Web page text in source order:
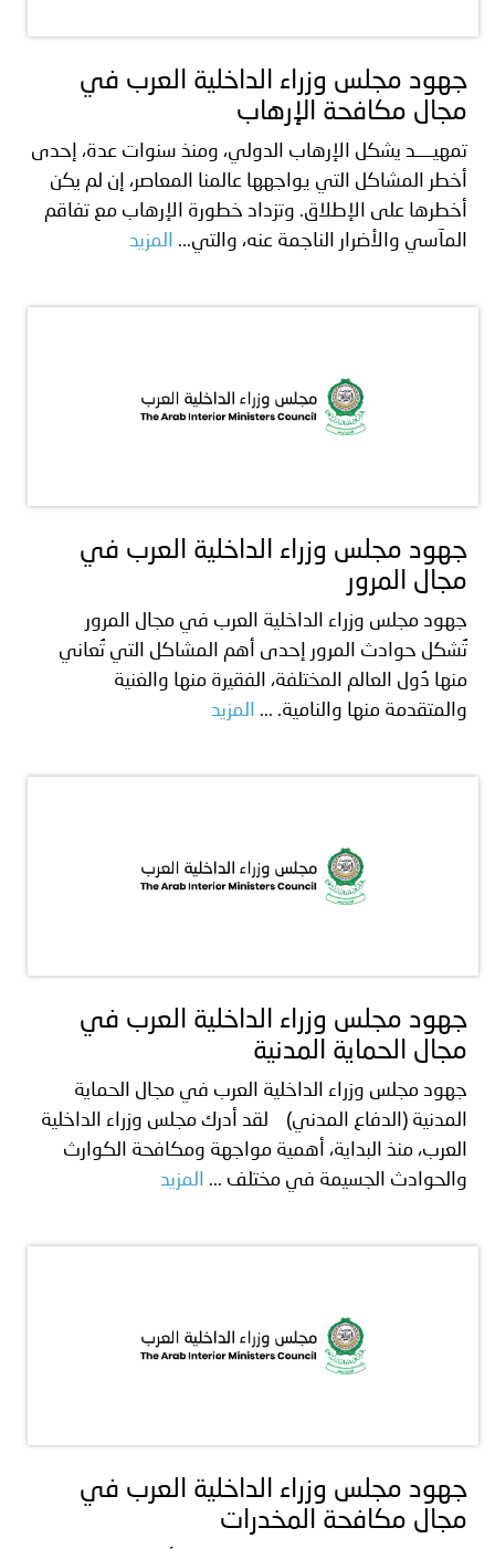
الإلكترونية
وفيديو
مجلة
أصداء
الأمانة
إعلانات
من
بنا
جهود مجلس وزراء الداخلية العرب في
مجال مكافحة الإرهاب
تمهيــــد يشكل الإرهاب الدولي، ومنذ سنوات عدة، إحدى
أخطر المشاكل التي يواجهها عالمنا المعاصر، إن لم يكن
أخطرها على الإطلاق. وتزداد خطورة الإرهاب مع تفاقم
المآسي والأضرار الناجمة عنه، والتي...
المزيد
جهود مجلس وزراء الداخلية العرب في
مجال المرور
جهود مجلس وزراء الداخلية العرب في مجال المرور
تُشكل حوادث المرور إحدى أهم المشاكل التي تُعاني
منها دُول العالم المختلفة، الفقيرة منها والغنية
والمتقدمة منها والنامية. ...
المزيد
جهود مجلس وزراء الداخلية العرب في
مجال الحماية المدنية
جهود مجلس وزراء الداخلية العرب في مجال الحماية
المدنية (الدفاع المدني) لقد أدرك مجلس وزراء الداخلية
العرب، منذ البداية، أهمية مواجهة ومكافحة الكوارث
والحوادث الجسيمة في مختلف ...
المزيد
جهود مجلس وزراء الداخلية العرب في
مجال مكافحة المخدرات